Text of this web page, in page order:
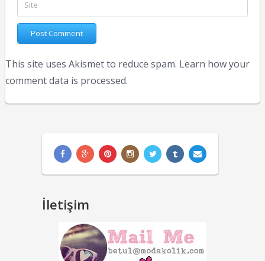
This site uses Akismet to reduce spam. Learn how your
comment data is processed.
İletişim